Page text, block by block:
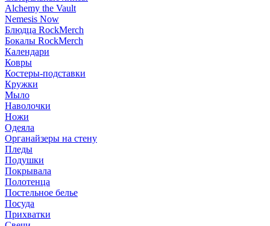
Alchemy the Vault
Nemesis Now
Блюдца RockMerch
Бокалы RockMerch
Календари
Ковры
Костеры-подставки
Кружки
Мыло
Наволочки
Ножи
Одеяла
Органайзеры на стену
Пледы
Подушки
Покрывала
Полотенца
Постельное белье
Посуда
Прихватки